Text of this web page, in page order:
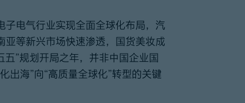
电气行业实现全面全球化布局，汽
等新兴市场快速渗透，国货美妆成
”规划开局之年，并非中国企业国
出海”向“高质量全球化”转型的关键